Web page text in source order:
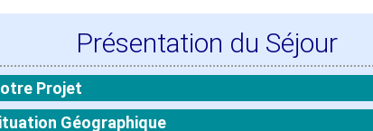
Présentation du Séjour
Projet
Géographique